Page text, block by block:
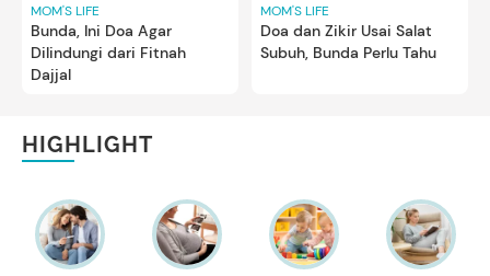
MOM'S LIFE
Bunda, Ini Doa Agar
Dilindungi dari Fitnah
Dajjal
MOM'S LIFE
Doa dan Zikir Usai Salat
Subuh, Bunda Perlu Tahu
HIGHLIGHT